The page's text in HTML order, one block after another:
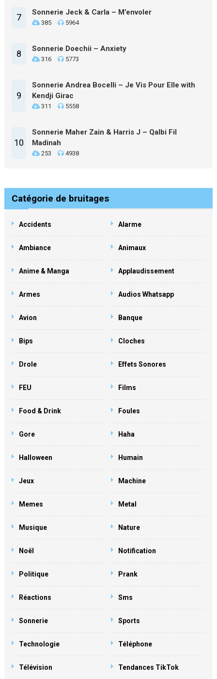
7 Sonnerie Jeck & Carla – M’envoler
385 5964
8 Sonnerie Doechii – Anxiety
316 5773
9
Sonnerie Andrea Bocelli – Je Vis Pour Elle with
Kendji Girac
311 5558
10
Sonnerie Maher Zain & Harris J – Qalbi Fil
Madinah
253 4938
Catégorie de bruitages
Accidents Alarme
Ambiance Animaux
Anime & Manga Applaudissement
Armes Audios Whatsapp
Avion Banque
Bips Cloches
Drole Effets Sonores
FEU Films
Food & Drink Foules
Gore Haha
Halloween Humain
Jeux Machine
Memes Metal
Musique Nature
Noël Notification
Politique Prank
Réactions Sms
Sonnerie Sports
Technologie Téléphone
Télévision Tendances TikTok